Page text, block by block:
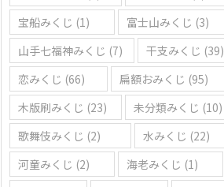
宝船みくじ (1) 富士山みくじ (3)
山手七福神みくじ (7) 干支みくじ (39)
恋みくじ (66) 扁額おみくじ (95)
木版刷みくじ (23) 未分類みくじ (10)
歌舞伎みくじ (2) 水みくじ (22)
河童みくじ (2) 海老みくじ (1)